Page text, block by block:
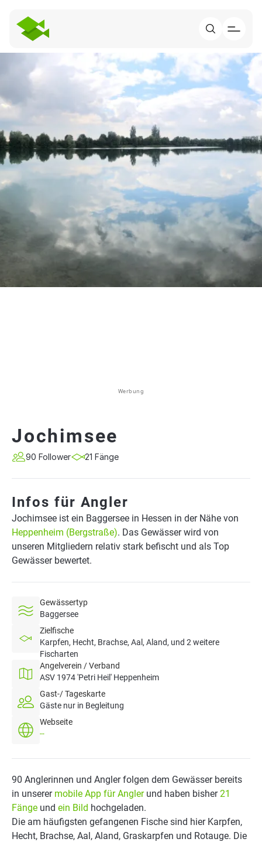
Werbung
Jochimsee
90 Follower 21 Fänge
Infos für Angler
Jochimsee ist ein Baggersee in Hessen in der Nähe von
Heppenheim (Bergstraße). Das Gewässer wird von
unseren Mitgliedern relativ stark befischt und als Top
Gewässer bewertet.
Gewässertyp
Baggersee
Zielfische
Karpfen, Hecht, Brachse, Aal, Aland, und 2 weitere
Fischarten
Angelverein / Verband
ASV 1974 'Petri Heil' Heppenheim
Gast-/ Tageskarte
Gäste nur in Begleitung
Webseite
--
90 Anglerinnen und Angler folgen dem Gewässer bereits
in unserer mobile App für Anglerund haben bisher21
Fänge und ein Bild hochgeladen.
Die am häufigsten gefangenen Fische sind hier Karpfen,
Hecht, Brachse, Aal, Aland, Graskarpfen und Rotauge. Die